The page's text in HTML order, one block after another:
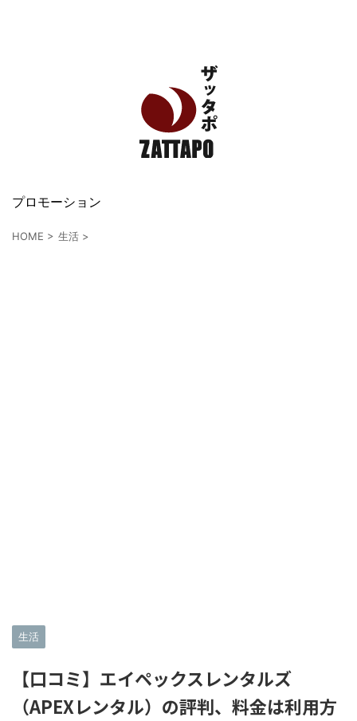
プロモーション
HOME > 生活 >
生活
【口コミ】エイペックスレンタルズ
（APEXレンタル）の評判、料金は利用方